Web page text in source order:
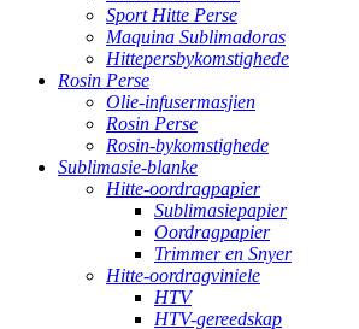
Sport Hitte Perse
Maquina Sublimadoras
Hittepersbykomstighede
Rosin Perse
Olie-infusermasjien
Rosin Perse
Rosin-bykomstighede
Sublimasie-blanke
Hitte-oordragpapier
Sublimasiepapier
Oordragpapier
Trimmer en Snyer
Hitte-oordragviniele
HTV
HTV-gereedskap